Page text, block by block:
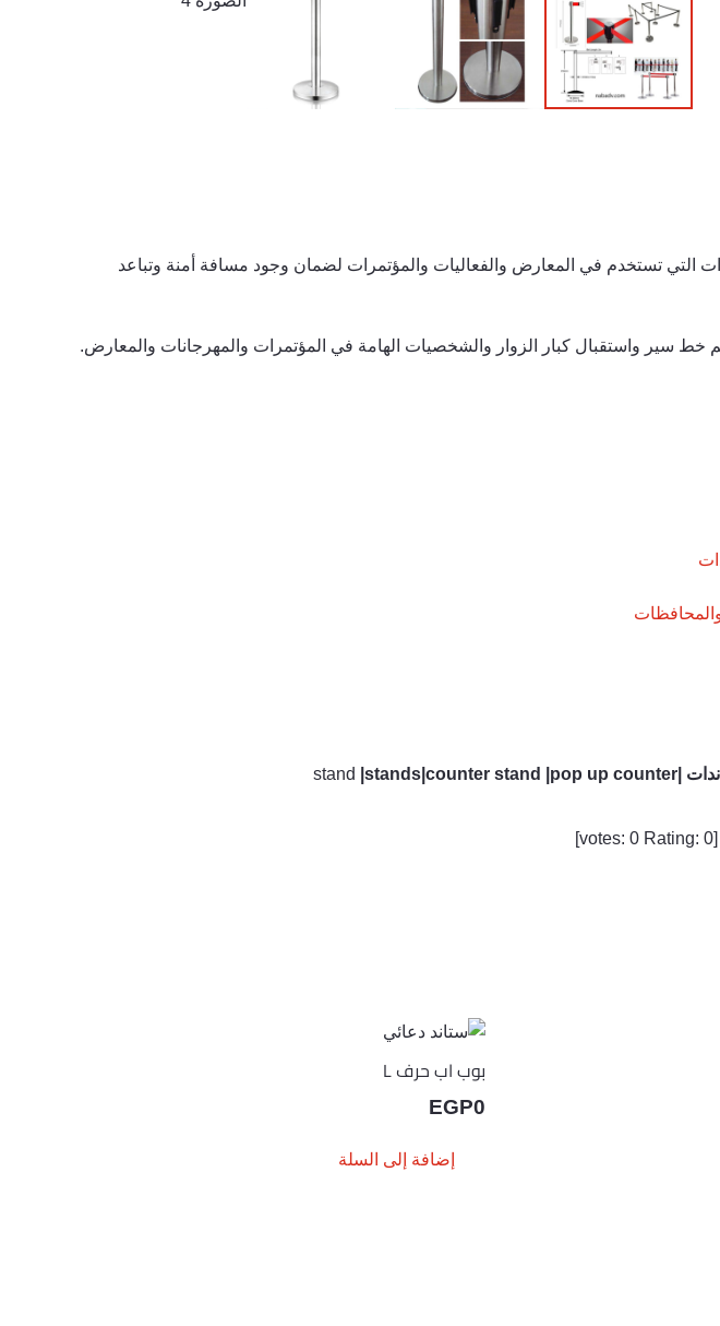
الاستاندات التي تستخدم في المعارض والفعاليات والمؤتمرات لضمان وجود مسافة أمنة وتباعد
سير واستقبال كبار الزوار والشخصيات الهامة في المؤتمرات والمهرجانات والمعارض.
|
stand |stands|counter stand |pop up counter
[votes:
0Rating: 0
]
بوب اب حرف L
EGP0
إضافة إلى السلة